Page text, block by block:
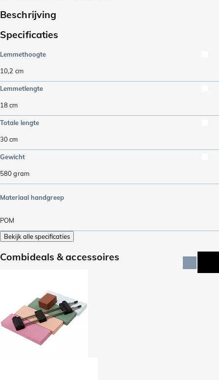
Beschrijving
Specificaties
Lemmethoogte
10,2 cm
Lemmetlengte
18cm
Totale lengte
30cm
Gewicht
580gram
Materiaal handgreep
POM
Bekijk alle specificaties
Combideals & accessoires